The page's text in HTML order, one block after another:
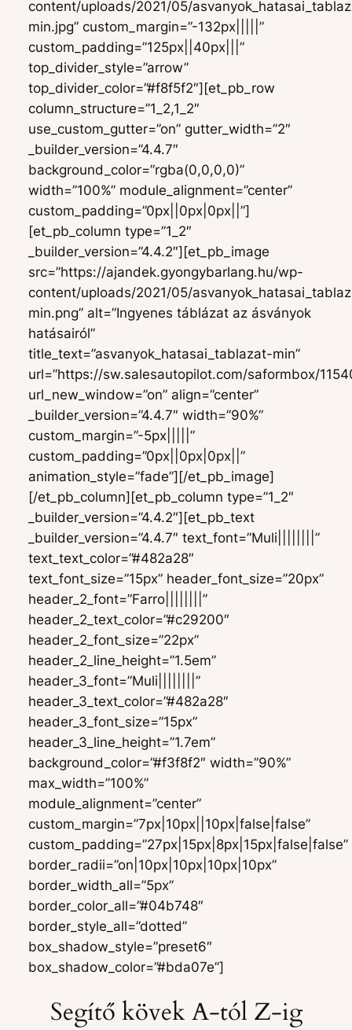
content/uploads/2021/05/
min.jpg” custom_margin=”-132px|||||”
custom_padding=”125px||40px|||”
top_divider_style=”arrow”
top_divider_color=”#f8f5f2″][et_pb_row
column_structure=”1_2,1_2″
use_custom_gutter=”on” gutter_width=”2″
_builder_version=”4.4.7″
background_color=”rgba(0,0,0,0)”
width=”100%” module_alignment=”center”
custom_padding=”0px||0px|0px||”]
[et_pb_column type=”1_2″
_builder_version=”4.4.2″][et_pb_image
src=”https://ajandek.gyongybarlang.hu/wp-
content/uploads/2021/05/
min.png” alt=”Ingyenes táblázat az ásványok
hatásairól”
title_text=”asvanyok_hatasai_tablazat-min”
url=”https://sw.salesautopilot.com/saformbox/
url_new_window=”on” align=”center”
_builder_version=”4.4.7″ width=”90%”
custom_margin=”-5px|||||”
custom_padding=”0px||0px|0px||”
animation_style=”fade”][/et_pb_image]
[/et_pb_column][et_pb_column type=”1_2″
_builder_version=”4.4.2″][et_pb_text
_builder_version=”4.4.7″ text_font=”Muli||||||||”
text_text_color=”#482a28″
text_font_size=”15px” header_font_size=”20px”
header_2_font=”Farro||||||||”
header_2_text_color=”#c29200″
header_2_font_size=”22px”
header_2_line_height=”1.5em”
header_3_font=”Muli||||||||”
header_3_text_color=”#482a28″
header_3_font_size=”15px”
header_3_line_height=”1.7em”
background_color=”#f3f8f2″ width=”90%”
max_width=”100%”
module_alignment=”center”
custom_margin=”7px|10px||10px|false|false”
custom_padding=”27px|15px|8px|15px|false|false”
border_radii=”on|10px|10px|10px|10px”
border_width_all=”5px”
border_color_all=”#04b748″
border_style_all=”dotted”
box_shadow_style=”preset6″
box_shadow_color=”#bda07e”]
Segítő kövek A-tól Z-ig